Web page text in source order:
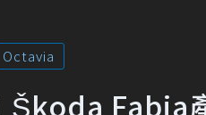
Octavia
Škoda Fabia